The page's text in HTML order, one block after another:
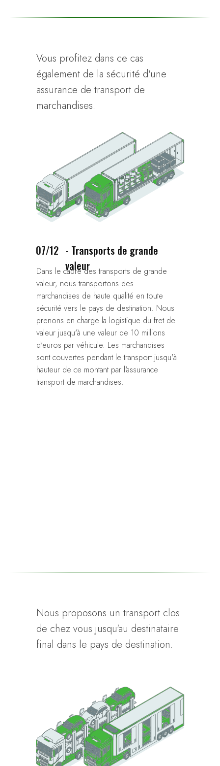
- Transports de grande
valeur
07/12
Dans le cadre des transports de grande
valeur, nous transportons des
marchandises de haute qualité en toute
sécurité vers le pays de destination. Nous
prenons en charge la logistique du fret de
valeur jusqu'à une valeur de 10 millions
d'euros par véhicule. Les marchandises
sont couvertes pendant le transport jusqu'à
hauteur de ce montant par l'assurance
transport de marchandises.
Vous profitez dans ce cas
également de la sécurité d'une
assurance de transport de
marchandises.
Nous proposons un transport clos
de chez vous jusqu'au destinataire
final dans le pays de destination.